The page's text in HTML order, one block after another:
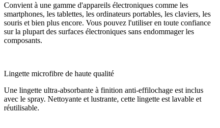
Convient à une gamme d'appareils électroniques comme les
smartphones, les tablettes, les ordinateurs portables, les claviers, les
souris et bien plus encore. Vous pouvez l'utiliser en toute confiance
sur la plupart des surfaces électroniques sans endommager les
composants.
Lingette microfibre de haute qualité
Une lingette ultra-absorbante à finition anti-effilochage est inclus
avec le spray. Nettoyante et lustrante, cette lingette est lavable et
réutilisable.